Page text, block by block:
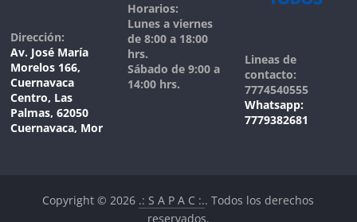
Dirección:
Av. José María
Morelos 166,
Cuernavaca
Centro, Las
Palmas, 62050
Cuernavaca, Mor
Horarios:
Lunes a viernes
de 8:00 a 18:00
hrs.
Sábado de 9:00 a
14:00 hrs.
Lineas de
contacto:
7774540555
Whatsapp:
7779382681
Copyright © 2026 .: S A P A C :.. Todos los derechos
reservados.